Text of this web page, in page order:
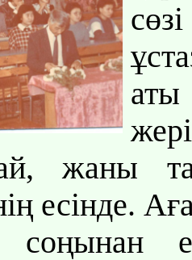
жаны
есінде.
соңынан